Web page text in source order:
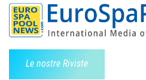
Le nostre Riviste